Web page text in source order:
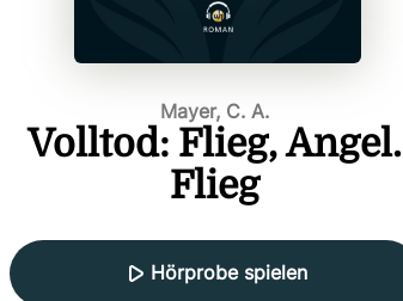
Mayer, C. A.
Volltod: Flieg, Angel.
Flieg
Hörprobe spielen